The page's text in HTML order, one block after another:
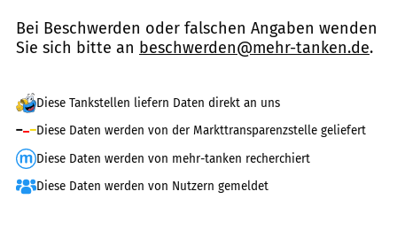
Bei Beschwerden oder falschen Angaben wenden
Sie sich bitte an beschwerden@mehr-tanken.de.
Diese Tankstellen liefern Daten direkt an uns
Diese Daten werden von der Markttransparenzstelle geliefert
Diese Daten werden von mehr-tanken recherchiert
Diese Daten werden von Nutzern gemeldet